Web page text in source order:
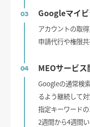
03 Googleマイ
アカウントの取
申請代行や権限
04 MEOサービス
Googleの通常検
るよう継続して対
指定キーワード
2週間から4週間い